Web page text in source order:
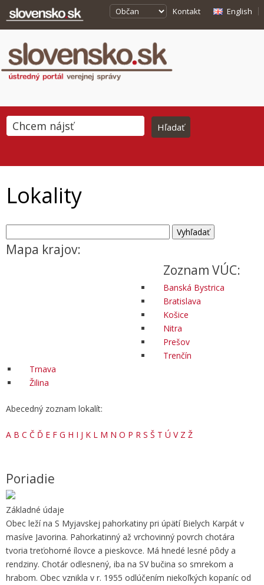
Kontakt English
Lokality
Mapa krajov:
Zoznam VÚC:
Banská Bystrica
Bratislava
Košice
Nitra
Prešov
Trenčín
Trnava
Žilina
Abecedný zoznam lokalít:
A B C Č Ď E F G H I J K L M N O P R S Š T Ú V Z Ž
Poriadie
Základné údaje
Obec leží na S Myjavskej pahorkatiny pri úpätí Bielych Karpát v
masíve Javorina. Pahorkatinný až vrchovinný povrch chotára
tvoria treťohorné ílovce a pieskovce. Má hnedé lesné pôdy a
rendziny. Chotár odlesnený, iba na SV bučina so smrekom a
hrabom. Obec vznikla v r. 1955 odlúčením niekoľkých kopaníc od